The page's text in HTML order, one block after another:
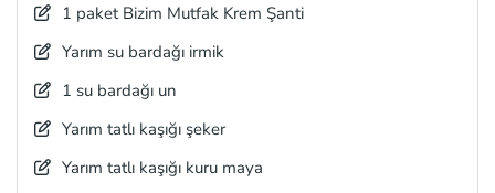
1 paket Bizim Mutfak Krem Şanti
Yarım su bardağı irmik
1 su bardağı un
Yarım tatlı kaşığı şeker
Yarım tatlı kaşığı kuru maya